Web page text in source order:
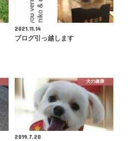
2021.11.14
ブログ引っ越します
犬の健康
2019.7.20